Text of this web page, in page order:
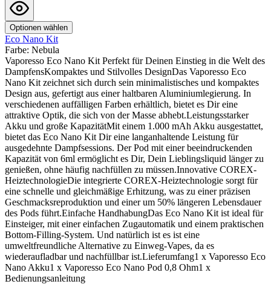
Optionen wählen
Eco Nano Kit
Farbe: Nebula
Vaporesso Eco Nano Kit Perfekt für Deinen Einstieg in die Welt des
DampfensKompaktes und Stilvolles DesignDas Vaporesso Eco
Nano Kit zeichnet sich durch sein minimalistisches und kompaktes
Design aus, gefertigt aus einer haltbaren Aluminiumlegierung. In
verschiedenen auffälligen Farben erhältlich, bietet es Dir eine
attraktive Optik, die sich von der Masse abhebt.Leistungsstarker
Akku und große KapazitätMit einem 1.000 mAh Akku ausgestattet,
bietet das Eco Nano Kit Dir eine langanhaltende Leistung für
ausgedehnte Dampfsessions. Der Pod mit einer beeindruckenden
Kapazität von 6ml ermöglicht es Dir, Dein Lieblingsliquid länger zu
genießen, ohne häufig nachfüllen zu müssen.Innovative COREX-
HeiztechnologieDie integrierte COREX-Heiztechnologie sorgt für
eine schnelle und gleichmäßige Erhitzung, was zu einer präzisen
Geschmacksreproduktion und einer um 50% längeren Lebensdauer
des Pods führt.Einfache HandhabungDas Eco Nano Kit ist ideal für
Einsteiger, mit einer einfachen Zugautomatik und einem praktischen
Bottom-Filling-System. Und natürlich ist es ist eine
umweltfreundliche Alternative zu Einweg-Vapes, da es
wiederaufladbar und nachfüllbar ist.Lieferumfang1 x Vaporesso Eco
Nano Akku1 x Vaporesso Eco Nano Pod 0,8 Ohm1 x
Bedienungsanleitung